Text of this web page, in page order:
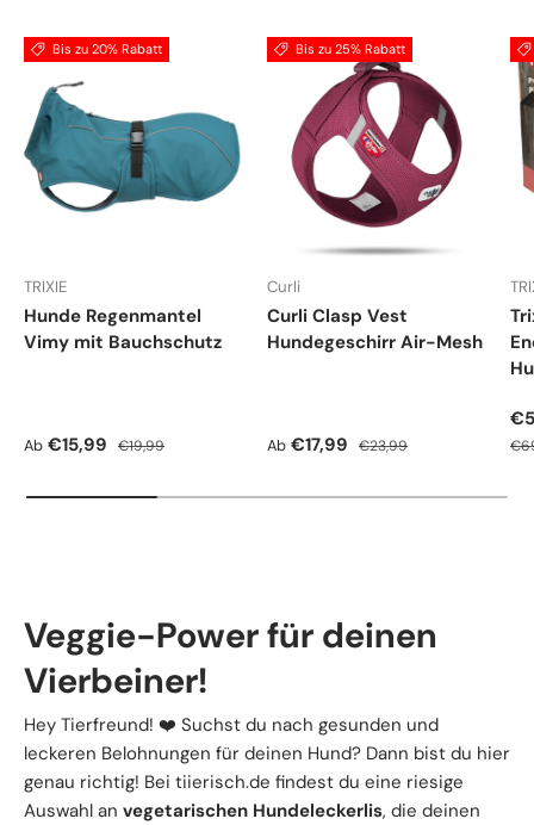
Bis zu 20% Rabatt
TRIXIE
Hunde Regenmantel
Vimy mit Bauchschutz
Verkaufspreis
Ab €15,99 Normaler Preis
€19,99
Bis zu 25% Rabatt
Curli
Curli Clasp Vest
Hundegeschirr Air-Mesh
Verkaufspreis
Ab €17,99 Normaler Preis
€23,99
Veggie-Power für deinen
Vierbeiner!
Hey Tierfreund! ❤️ Suchst du nach gesunden und
leckeren Belohnungen für deinen Hund? Dann bist du hier
genau richtig! Bei tiierisch.de findest du eine riesige
Auswahl an vegetarischen Hundeleckerlis, die deinen